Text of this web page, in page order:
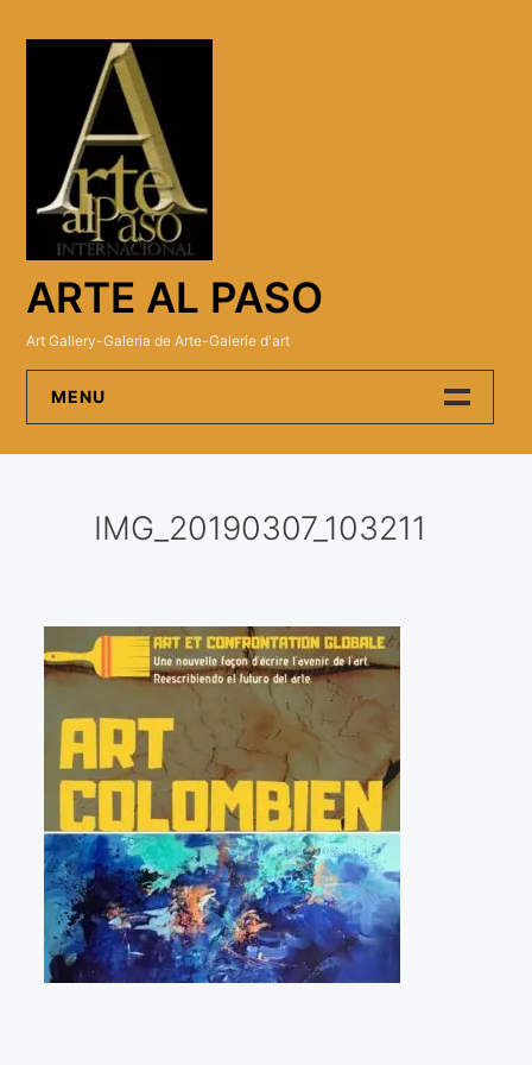
ARTE AL PASO
Art Gallery-Galeria de Arte-Galerie d'art
MENU
Artistas
Visitas a los ateliers o talleres de artistas
Presse
Qué dicen de nosotros?
Aviso legal
Política de cookies
Expositions
Bruit de gommettes Paris 2025
IMG_20190307_103211